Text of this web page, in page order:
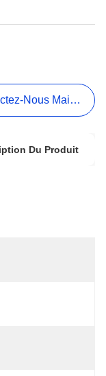
Nous Maintenant
Du Produit